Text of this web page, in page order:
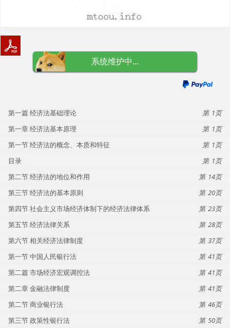
系统维护中...
第一篇 经济法基础理论
1
第一章 经济法基本原理
1
第一节 经济法的概念、本质和特征
1
目录
1
第二节 经济法的地位和作用
14
第三节 经济法的基本原则
20
第四节 社会主义市场经济体制下的经济法律体系
23
第五节 经济法律关系
28
第六节 相关经济法律制度
37
第一节 中国人民银行法
41
第二篇 市场经济宏观调控法
41
第二章 金融法律制度
41
第二节 商业银行法
46
第三节 政策性银行法
50